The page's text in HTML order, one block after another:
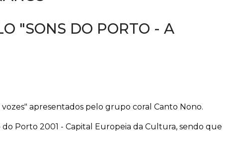
"SONS DO PORTO - A
apresentados pelo grupo coral Canto Nono.
Porto 2001 - Capital Europeia da Cultura, sendo que